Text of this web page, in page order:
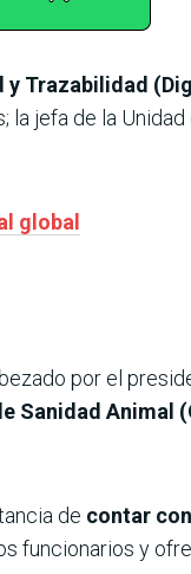
y Trazabilidad
jefa de la Unidad
global
por el
Sanidad Animal
de contar
funcionarios y